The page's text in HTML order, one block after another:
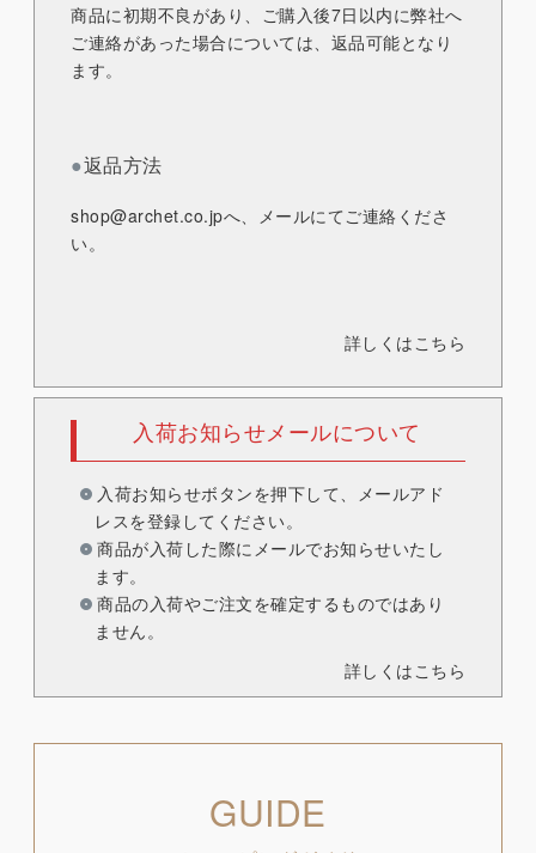
商品に初期不良があり、ご購入後7日以内に弊社へ
ご連絡があった場合については、返品可能となり
ます。
●返品方法
shop@archet.co.jpへ、メールにてご連絡くださ
い。
詳しくはこちら
入荷お知らせメールについて
入荷お知らせボタンを押下して、メールアド
レスを登録してください。
商品が入荷した際にメールでお知らせいたし
ます。
商品の入荷やご注文を確定するものではあり
ません。
詳しくはこちら
GUIDE